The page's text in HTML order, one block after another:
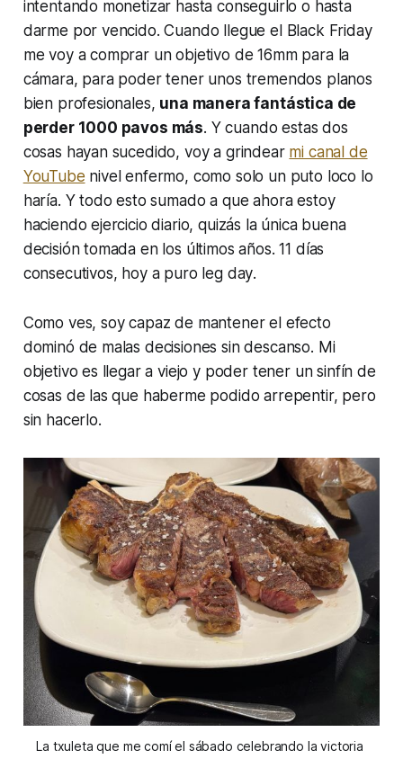
intentando monetizar hasta conseguirlo o hasta
darme por vencido. Cuando llegue el
Black Friday
me voy a comprar un objetivo de 16mm para la
cámara, para poder tener unos tremendos planos
bien profesionales, una manera fantástica de
perder 1000 pavos más. Y cuando estas dos
cosas hayan sucedido, voy a grindear mi canal de
YouTube nivel enfermo, como solo un puto loco lo
haría. Y todo esto sumado a que ahora estoy
haciendo ejercicio diario, quizás la única buena
decisión tomada en los últimos años. 11 días
consecutivos, hoy a puro leg day.
Como ves, soy capaz de mantener el efecto
dominó de malas decisiones sin descanso. Mi
objetivo es llegar a viejo y poder tener un sinfín de
cosas de las que haberme podido arrepentir, pero
sin hacerlo.
La txuleta que me comí el sábado celebrando la victoria